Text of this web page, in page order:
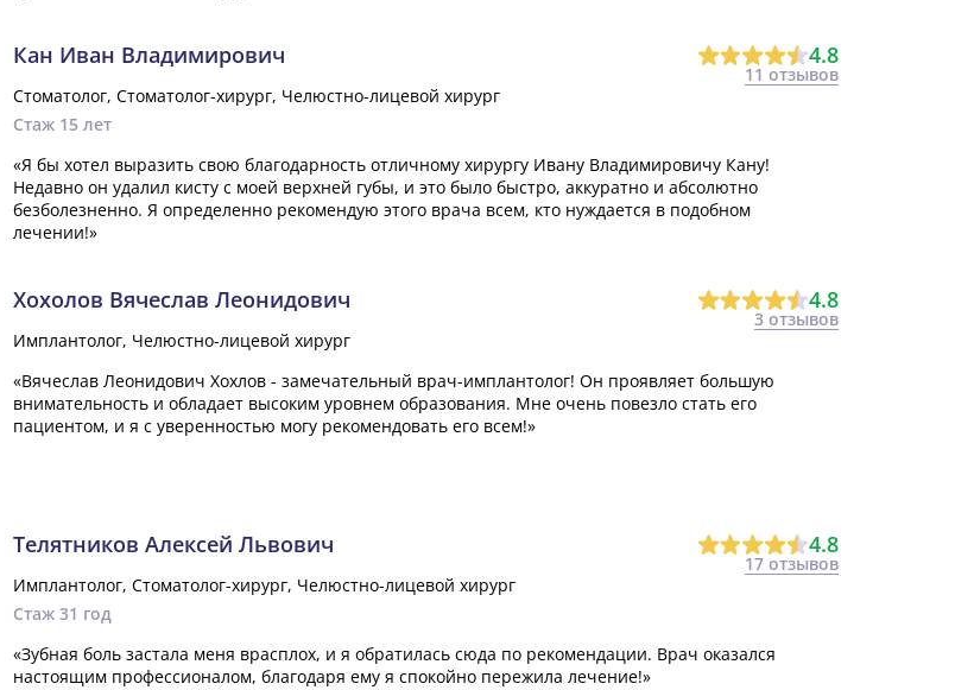
Кан Иван Владимирович 4.8
11 отзывов
Стоматолог, Стоматолог-хирург, Челюстно-лицевой хирург
Стаж 15 лет
«Я бы хотел выразить свою благодарность отличному хирургу Ивану Владимировичу Кану!
Недавно он удалил кисту с моей верхней губы, и это было быстро, аккуратно и абсолютно
безболезненно. Я определенно рекомендую этого врача всем, кто нуждается в подобном
лечении!»
Хохолов Вячеслав Леонидович 4.8
3 отзывов
Имплантолог, Челюстно-лицевой хирург
«Вячеслав Леонидович Хохлов - замечательный врач-имплантолог! Он проявляет большую
внимательность и обладает высоким уровнем образования. Мне очень повезло стать его
пациентом, и я с уверенностью могу рекомендовать его всем!»
Телятников Алексей Львович 4.8
17 отзывов
Имплантолог, Стоматолог-хирург, Челюстно-лицевой хирург
Стаж 31 год
«Зубная боль застала меня врасплох, и я обратилась сюда по рекомендации. Врач оказался
настоящим профессионалом, благодаря ему я спокойно пережила лечение!»